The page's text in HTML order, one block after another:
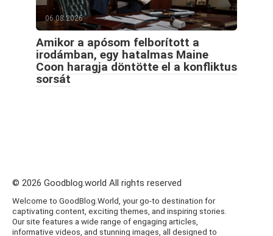
06.08.2026
Amikor a apósom felborított a
irodámban, egy hatalmas Maine
Coon haragja döntötte el a konfliktus
sorsát
© 2026 Goodblog.world All rights reserved
Welcome to GoodBlog.World, your go-to destination for
captivating content, exciting themes, and inspiring stories.
Our site features a wide range of engaging articles,
informative videos, and stunning images, all designed to